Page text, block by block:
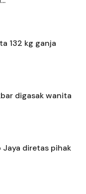
132 kg ganja
digasak wanita
Jaya diretas pihak